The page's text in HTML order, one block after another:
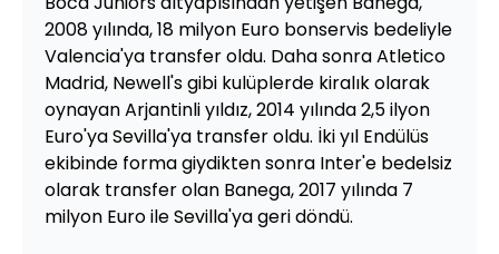
2008 yılında, 18 milyon Euro bonservis bedeliyle
Valencia'ya transfer oldu. Daha sonra Atletico
Madrid, Newell's gibi kulüplerde kiralık olarak
oynayan Arjantinli yıldız, 2014 yılında 2,5 ilyon
Euro'ya Sevilla'ya transfer oldu. İki yıl Endülüs
ekibinde forma giydikten sonra Inter'e bedelsiz
olarak transfer olan Banega, 2017 yılında 7
milyon Euro ile Sevilla'ya geri döndü.